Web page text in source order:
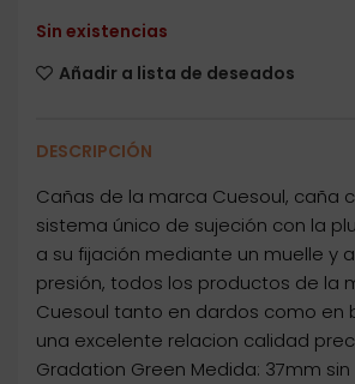
Sin existencias
Añadir a lista de deseados
DESCRIPCIÓN
Cañas de la marca Cuesoul, caña
sistema único de sujeción con la
a su fijación mediante un muelle y
presión, todos los productos de la
Cuesoul tanto en dardos como en
una excelente relacion calidad
Gradation Green Medida: 37mm